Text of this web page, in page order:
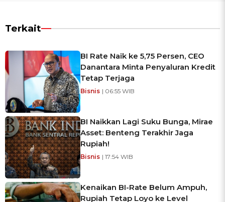
Terkait
BI Rate Naik ke 5,75 Persen, CEO
Danantara Minta Penyaluran Kredit
Tetap Terjaga
Bisnis | 06:55 WIB
BI Naikkan Lagi Suku Bunga, Mirae
Asset: Benteng Terakhir Jaga
Rupiah!
Bisnis | 17:54 WIB
Kenaikan BI-Rate Belum Ampuh,
Rupiah Tetap Loyo ke Level